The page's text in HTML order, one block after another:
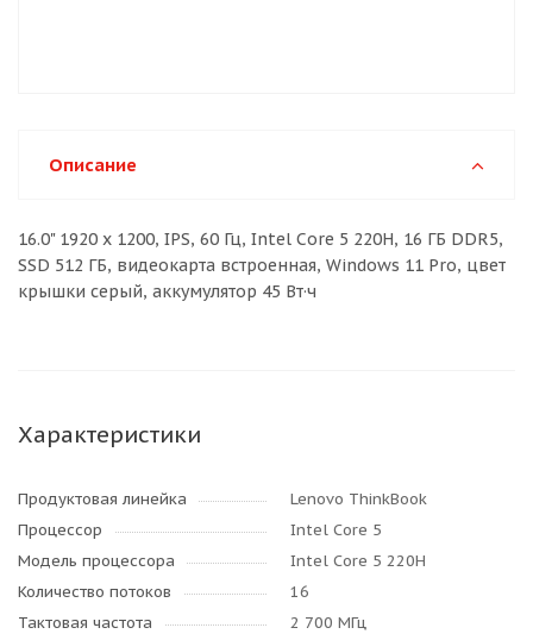
Описание
16.0" 1920 x 1200, IPS, 60 Гц, Intel Core 5 220H, 16 ГБ DDR5,
SSD 512 ГБ, видеокарта встроенная, Windows 11 Pro, цвет
крышки серый, аккумулятор 45 Вт·ч
Характеристики
Продуктовая линейка
Lenovo ThinkBook
Процессор
Intel Core 5
Модель процессора
Intel Core 5 220H
Количество потоков
16
Тактовая частота
2 700 МГц